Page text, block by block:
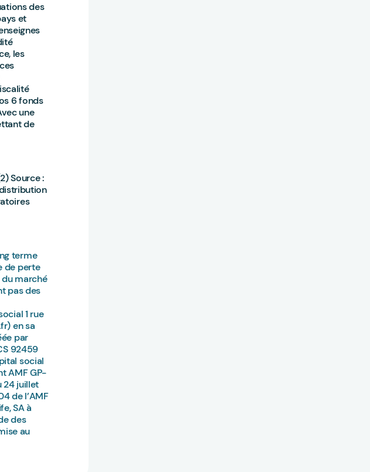
des
et
les
6 fonds
une
de
Source :
terme
de perte
marché
pas des
1 rue
en sa
par
92459
social
AMF GP-
24 juillet
de l’AMF
SA à
des
au